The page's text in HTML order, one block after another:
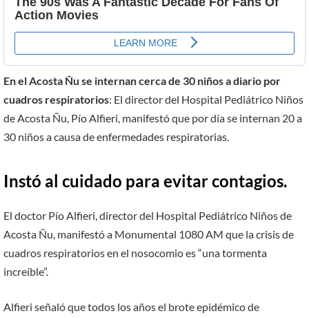
En el Acosta Ñu se internan cerca de 30 niños a diario por
cuadros respiratorios: El director del Hospital Pediátrico Niños
de Acosta Ñu, Pío Alfieri, manifestó que por día se internan 20 a
30 niños a causa de enfermedades respiratorias.
Instó al cuidado para evitar contagios.
El doctor Pío Alfieri, director del Hospital Pediátrico Niños de
Acosta Ñu, manifestó a Monumental 1080 AM que la crisis de
cuadros respiratorios en el nosocomio es “una tormenta
increíble”.
Alfieri señaló que todos los años el brote epidémico de